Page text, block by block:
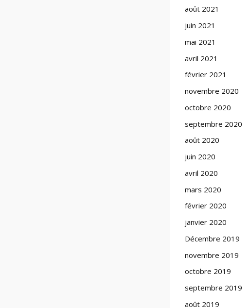
août 2021
juin 2021
mai 2021
avril 2021
février 2021
novembre 2020
octobre 2020
septembre 2020
août 2020
juin 2020
avril 2020
mars 2020
février 2020
janvier 2020
Décembre 2019
novembre 2019
octobre 2019
septembre 2019
août 2019